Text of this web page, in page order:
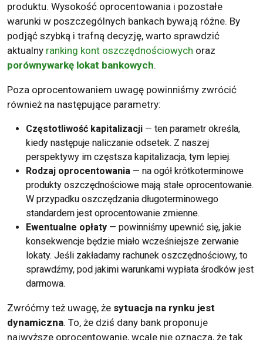
produktu. Wysokość oprocentowania i pozostałe
warunki w poszczególnych bankach bywają różne. By
podjąć szybką i trafną decyzję, warto sprawdzić
aktualny ranking kont oszczędnościowych oraz
porównywarkę lokat bankowych.
Poza oprocentowaniem uwagę powinniśmy zwrócić
również na następujące parametry:
Częstotliwość kapitalizacji — ten parametr określa,
kiedy następuje naliczanie odsetek. Z naszej
perspektywy im częstsza kapitalizacja, tym lepiej.
Rodzaj oprocentowania — na ogół krótkoterminowe
produkty oszczędnościowe mają stałe oprocentowanie.
W przypadku oszczędzania długoterminowego
standardem jest oprocentowanie zmienne.
Ewentualne opłaty — powinniśmy upewnić się, jakie
konsekwencje będzie miało wcześniejsze zerwanie
lokaty. Jeśli zakładamy rachunek oszczędnościowy, to
sprawdźmy, pod jakimi warunkami wypłata środków jest
darmowa.
Zwróćmy też uwagę, że sytuacja na rynku jest
dynamiczna. To, że dziś dany bank proponuje
najwyższe oprocentowanie, wcale nie oznacza, że tak